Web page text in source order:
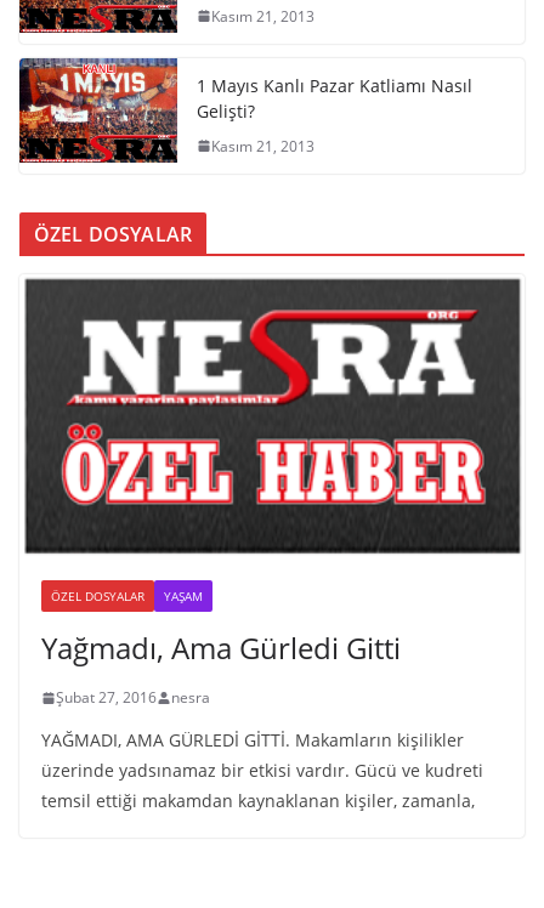
Kasım 21, 2013
1 Mayıs Kanlı Pazar Katliamı Nasıl
Gelişti?
Kasım 21, 2013
ÖZEL DOSYALAR
ÖZEL DOSYALAR YAŞAM
Yağmadı, Ama Gürledi Gitti
Şubat 27, 2016 nesra
YAĞMADI, AMA GÜRLEDİ GİTTİ. Makamların kişilikler
üzerinde yadsınamaz bir etkisi vardır. Gücü ve kudreti
temsil ettiği makamdan kaynaklanan kişiler, zamanla,